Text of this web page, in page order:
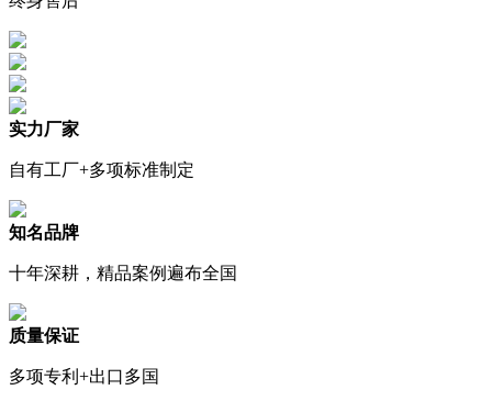
实力厂家
自有工厂+多项标准制定
知名品牌
十年深耕，精品案例遍布全国
质量保证
多项专利+出口多国